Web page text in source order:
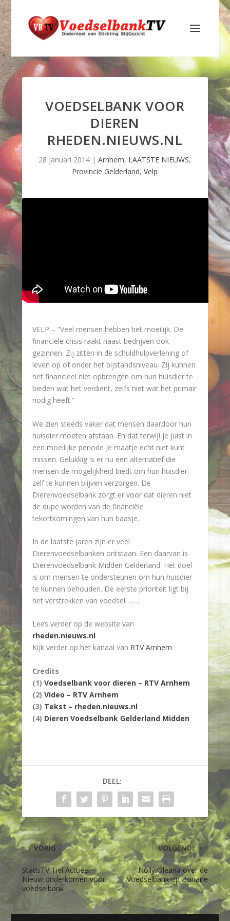
VOEDSELBANK VOOR
DIEREN
RHEDEN.NIEUWS.NL
28 januari 2014 |Arnhem, LAATSTE NIEUWS,
Provincie Gelderland,Velp
VELP – “Veel mensen hebben het moeilijk. De
financiële crisis raakt naast bedrijven ook
gezinnen. Zij zitten in de schuldhulpverlening of
leven op of onder het bijstandsniveau. Zij kunnen
het financieel niet opbrengen om hun huisdier te
bieden wat het verdient, zelfs niet wat het primair
nodig heeft.”
We zien steeds vaker dat mensen daardoor hun
huisdier moeten afstaan. En dat terwijl je juist in
een moeilijke periode je maatje echt niet kunt
missen. Gelukkig is er nu een alternatief die
mensen de mogelijkheid biedt om hun huisdier
zelf te kunnen blijven verzorgen. De
Dierenvoedselbank zorgt er voor dat dieren niet
de dupe worden van de financiële
tekortkomingen van hun baasje.
In de laatste jaren zijn er veel
Dierenvoedselbanken ontstaan. Een daarvan is
Dierenvoedselbank Midden Gelderland. Het doel
is om mensen te ondersteunen om hun huisdier
te kunnen behouden. De eerste prioriteit ligt bij
het verstrekken van voedsel……..
Lees verder op de website van
rheden.nieuws.nl
Kijk verder op het kanaal van RTV Arnhem
Credits
(1) Voedselbank voor dieren – RTV Arnhem
(2) Video – RTV Arnhem
(3) Tekst – rheden.nieuws.nl
(4) Dieren Voedselbank Gelderland Midden
DEEL:
VORIG
StadsTV Tiel Actueel –
Nieuw onderkomen voor
voedselbank
VOLGENDE
Nolly Oleana over de
Voedselbank op Bonaire